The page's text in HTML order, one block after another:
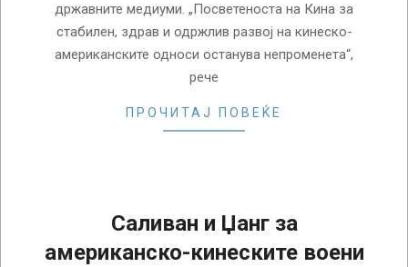
државните медиуми. „Посветеноста на Кина за
стабилен, здрав и одржлив развој на кинеско-
американските односи останува непроменета“,
рече
ПРОЧИТАЈ ПОВЕЌЕ
Саливан и Џанг за
американско-кинеските воени